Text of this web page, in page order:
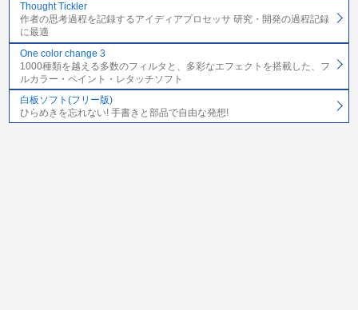
Thought Tickler
作者の思考過程を記録するアイディアプロセッサ 研究・開発の過程記録
に最適
One color change 3
1000種類を越える多数のフィルタと、多彩なエフェクトを搭載した、フ
ルカラー・ペイント・レタッチソフト
白板ソフト(フリー版)
ひらめきを忘れない! 手書きと部品で自由な発想!